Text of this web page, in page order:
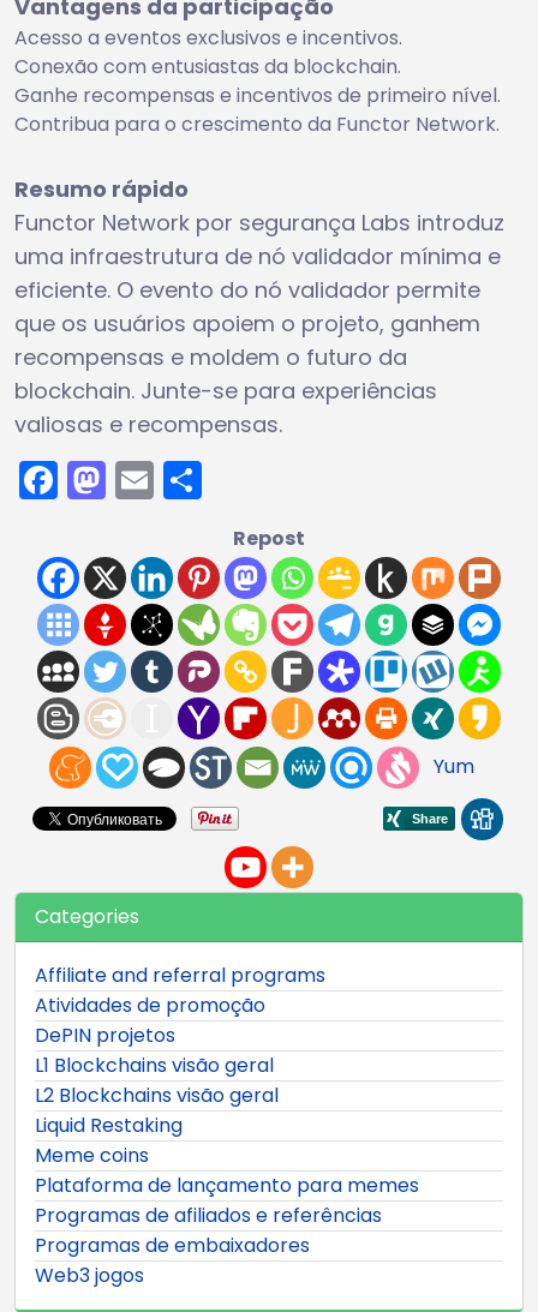
Vantagens da participação
Acesso a eventos exclusivos e incentivos.
Conexão com entusiastas da blockchain.
Ganhe recompensas e incentivos de primeiro nível.
Contribua para o crescimento da Functor Network.
Resumo rápido
Functor Network por segurança Labs introduz
uma infraestrutura de nó validador mínima e
eficiente. O evento do nó validador permite
que os usuários apoiem o projeto, ganhem
recompensas e moldem o futuro da
blockchain. Junte-se para experiências
valiosas e recompensas.
Facebook
Mastodon
Email
Repost
Yum
Categories
Affiliate and referral programs
Atividades de promoção
DePIN projetos
L1 Blockchains visão geral
L2 Blockchains visão geral
Liquid Restaking
Meme coins
Plataforma de lançamento para memes
Programas de afiliados e referências
Programas de embaixadores
Web3 jogos